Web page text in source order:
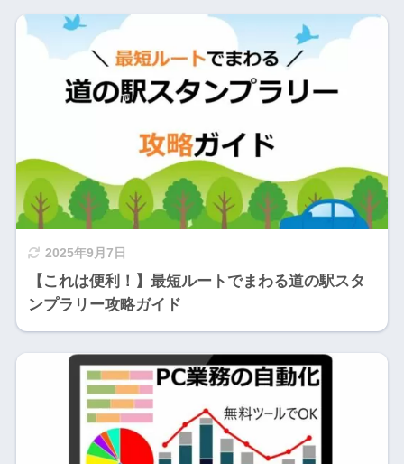
2025年9月7日
【これは便利！】最短ルートでまわる道の駅スタ
ンプラリー攻略ガイド